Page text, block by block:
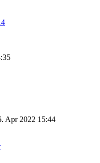
Apr 2022 15:44